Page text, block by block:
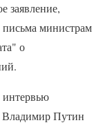
заявление,
министрам
о
Владимир Путин